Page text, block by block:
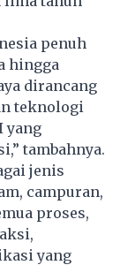
penuh
hingga
dirancang
teknologi
yang
tambahnya.
jenis
campuran,
proses,
yang